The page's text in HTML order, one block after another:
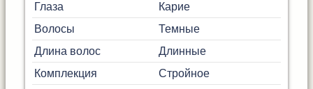
Глаза
Карие
Волосы
Темные
Длина волос
Длинные
Комплекция
Стройное